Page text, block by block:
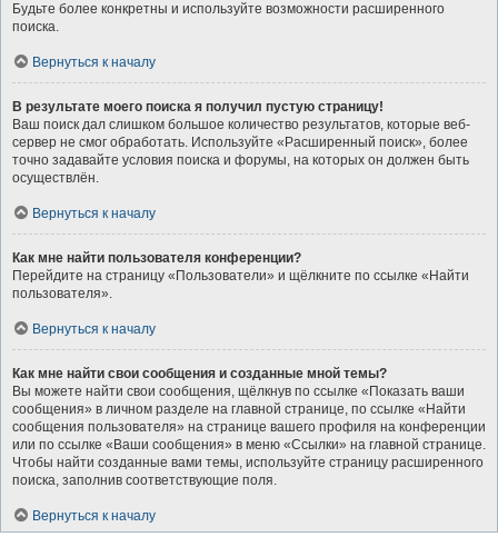
Будьте более конкретны и используйте возможности расширенного
поиска.
Вернуться к началу
В результате моего поиска я получил пустую страницу!
Ваш поиск дал слишком большое количество результатов, которые веб-
сервер не смог обработать. Используйте «Расширенный поиск», более
точно задавайте условия поиска и форумы, на которых он должен быть
осуществлён.
Вернуться к началу
Как мне найти пользователя конференции?
Перейдите на страницу «Пользователи» и щёлкните по ссылке «Найти
пользователя».
Вернуться к началу
Как мне найти свои сообщения и созданные мной темы?
Вы можете найти свои сообщения, щёлкнув по ссылке «Показать ваши
сообщения» в личном разделе на главной странице, по ссылке «Найти
сообщения пользователя» на странице вашего профиля на конференции
или по ссылке «Ваши сообщения» в меню «Ссылки» на главной странице.
Чтобы найти созданные вами темы, используйте страницу расширенного
поиска, заполнив соответствующие поля.
Вернуться к началу